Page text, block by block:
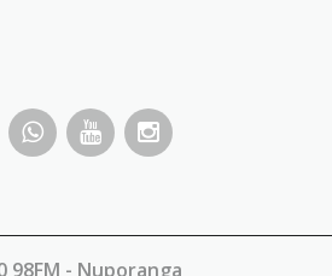
98FM - Nuporanga